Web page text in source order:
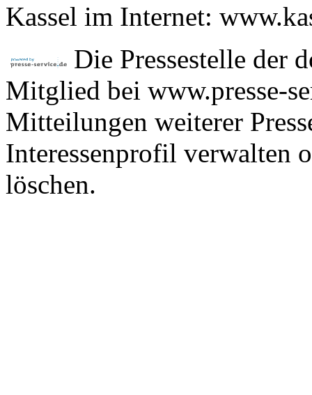
Kassel im Internet:
Die Pressestelle der
Mitglied bei www.presse-
Mitteilungen weiterer
Interessenprofil verwalten
löschen.